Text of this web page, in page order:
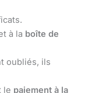
à la boîte de
oubliés, ils
le paiement à la